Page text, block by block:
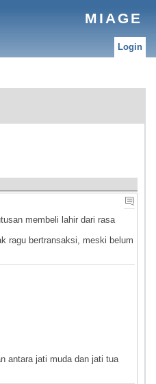
MIAGE
Login
membeli lahir dari rasa
ragu bertransaksi, meski belum
antara jati muda dan jati tua